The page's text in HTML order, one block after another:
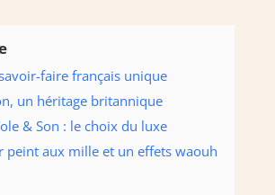
faire français unique
un héritage britannique
& Son : le choix du luxe
peint aux mille et un effets waouh